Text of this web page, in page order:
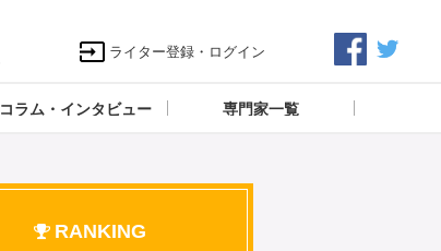
ライター登録・ログイン
コラム・インタビュー 専門家一覧
RANKING